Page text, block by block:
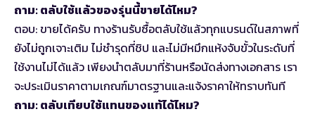
ถาม: ตลับใช้แล้วของรุ่นนี้ขายได้ไหม?
ตอบ: ขายได้ครับ ทางร้านรับซื้อตลับใช้แล้วทุกแบรนด์ในสภาพที่
ยังไม่ถูกเจาะเติม ไม่ชำรุดที่ชิป และไม่มีหมึกแห้งจับขั้วในระดับที่
ใช้งานไม่ได้แล้ว เพียงนำตลับมาที่ร้านหรือนัดส่งทางเอกสาร เรา
จะประเมินราคาตามเกณฑ์มาตรฐานและแจ้งราคาให้ทราบทันที
ถาม: ตลับเทียบใช้แทนของแท้ได้ไหม?